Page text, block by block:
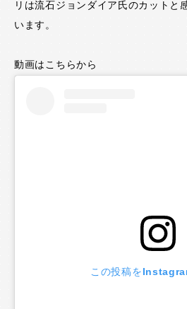
リは流石ジョンダイア氏のカットと
います。
動画はこちらから
この投稿を